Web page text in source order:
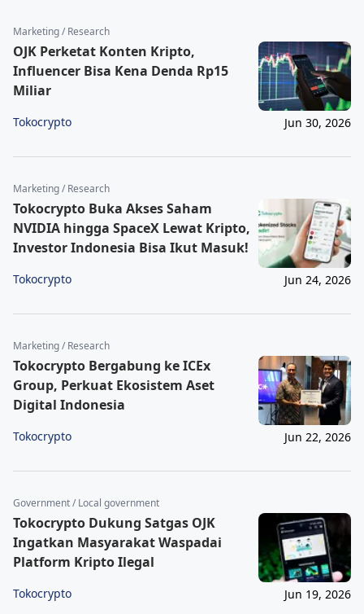
Marketing / Research
OJK Perketat Konten Kripto,
Influencer Bisa Kena Denda Rp15
Miliar
Tokocrypto Jun 30, 2026
Marketing / Research
Tokocrypto Buka Akses Saham
NVIDIA hingga SpaceX Lewat Kripto,
Investor Indonesia Bisa Ikut Masuk!
Tokocrypto Jun 24, 2026
Marketing / Research
Tokocrypto Bergabung ke ICEx
Group, Perkuat Ekosistem Aset
Digital Indonesia
Tokocrypto Jun 22, 2026
Government / Local government
Tokocrypto Dukung Satgas OJK
Ingatkan Masyarakat Waspadai
Platform Kripto Ilegal
Tokocrypto Jun 19, 2026